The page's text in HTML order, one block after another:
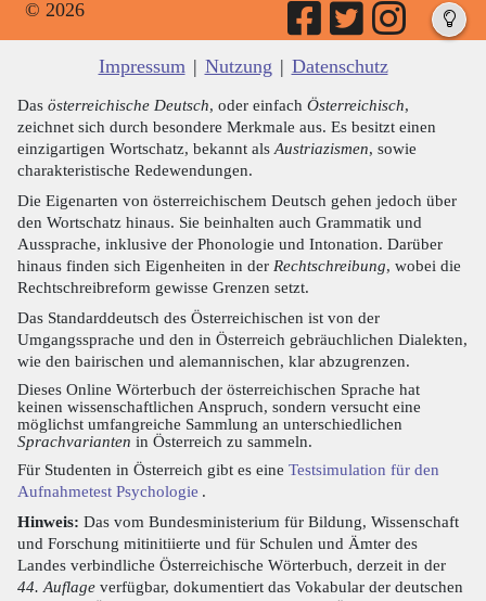
© 2026
Impressum | Nutzung | Datenschutz
Das österreichische Deutsch, oder einfach Österreichisch,
zeichnet sich durch besondere Merkmale aus. Es besitzt einen
einzigartigen Wortschatz, bekannt als Austriazismen, sowie
charakteristische Redewendungen.
Die Eigenarten von österreichischem Deutsch gehen jedoch über
den Wortschatz hinaus. Sie beinhalten auch Grammatik und
Aussprache, inklusive der Phonologie und Intonation. Darüber
hinaus finden sich Eigenheiten in der Rechtschreibung, wobei die
Rechtschreibreform gewisse Grenzen setzt.
Das Standarddeutsch des Österreichischen ist von der
Umgangssprache und den in Österreich gebräuchlichen Dialekten,
wie den bairischen und alemannischen, klar abzugrenzen.
Dieses Online Wörterbuch der österreichischen Sprache hat
keinen wissenschaftlichen Anspruch, sondern versucht eine
möglichst umfangreiche Sammlung an unterschiedlichen
Sprachvarianten in Österreich zu sammeln.
Für Studenten in Österreich gibt es eine Testsimulation für den
Aufnahmetest Psychologie .
Hinweis: Das vom Bundesministerium für Bildung, Wissenschaft
und Forschung mitinitiierte und für Schulen und Ämter des
Landes verbindliche Österreichische Wörterbuch, derzeit in der
44. Auflage verfügbar, dokumentiert das Vokabular der deutschen